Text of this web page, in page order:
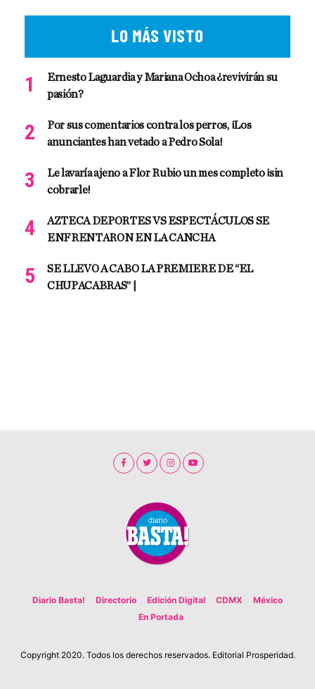
LO MÁS VISTO
Ernesto Laguardia y Mariana Ochoa ¿revivirán su
pasión?
Por sus comentarios contra los perros, ¡Los
anunciantes han vetado a Pedro Sola!
Le lavaría ajeno a Flor Rubio un mes completo ¡sin
cobrarle!
AZTECA DEPORTES VS ESPECTÁCULOS SE
ENFRENTARON EN LA CANCHA
SE LLEVO A CABO LA PREMIERE DE “EL
CHUPACABRAS” |
Diario Basta! Directorio Edición Digital CDMX
México
En Portada
Copyright 2020. Todos los derechos reservados. Editorial Prosperidad.